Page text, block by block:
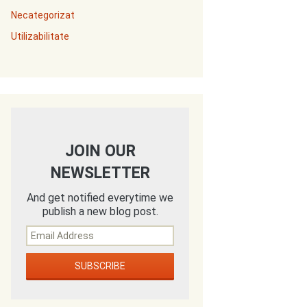
Necategorizat
Utilizabilitate
JOIN OUR
NEWSLETTER
And get notified everytime we
publish a new blog post.